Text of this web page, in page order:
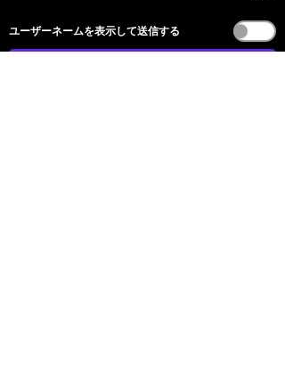
​ユーザーネームを表示して送信する